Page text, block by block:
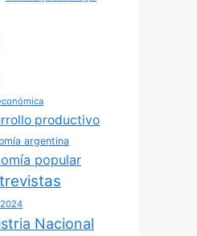
productivo
argentina
popular
Nacional